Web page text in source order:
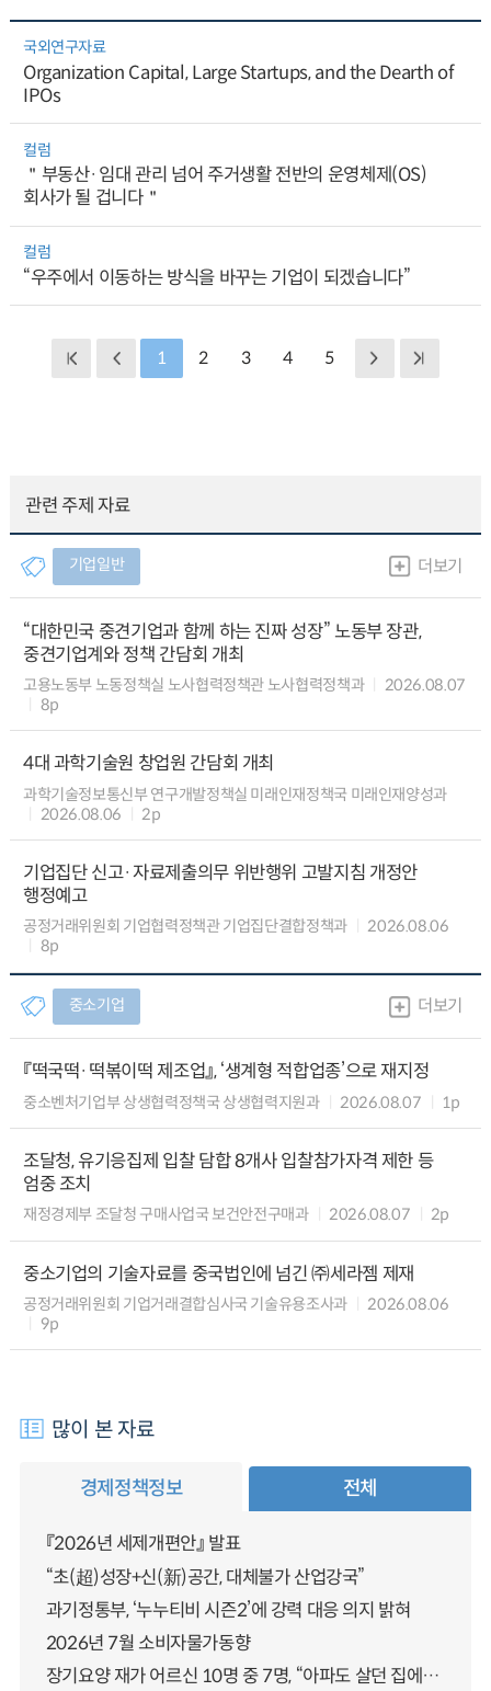
국외연구자료
Organization Capital, Large Startups, and the Dearth of
IPOs
컬럼
＂부동산·임대 관리 넘어 주거생활 전반의 운영체제(OS)
회사가 될 겁니다＂
컬럼
“우주에서 이동하는 방식을 바꾸는 기업이 되겠습니다”
1 2 3 4 5
관련 주제 자료
기업일반 더보기
“대한민국 중견기업과 함께 하는 진짜 성장” 노동부 장관,
중견기업계와 정책 간담회 개최
고용노동부 노동정책실 노사협력정책관 노사협력정책과
2026.08.07
8p
4대 과학기술원 창업원 간담회 개최
과학기술정보통신부 연구개발정책실 미래인재정책국 미래인재양성과
2026.08.06
2p
기업집단 신고·자료제출의무 위반행위 고발지침 개정안
행정예고
공정거래위원회 기업협력정책관 기업집단결합정책과
2026.08.06
8p
중소기업 더보기
『떡국떡·떡볶이떡 제조업』, ‘생계형 적합업종’으로 재지정
중소벤처기업부 상생협력정책국 상생협력지원과 2026.08.07 1p
조달청, 유기응집제 입찰 담합 8개사 입찰참가자격 제한 등
엄중 조치
재정경제부 조달청 구매사업국 보건안전구매과 2026.08.07 2p
중소기업의 기술자료를 중국법인에 넘긴 ㈜세라젬 제재
공정거래위원회 기업거래결합심사국 기술유용조사과
2026.08.06
9p
많이 본 자료
경제정책정보 전체
『2026년 세제개편안』 발표
“초(超)성장+신(新)공간, 대체불가 산업강국”
과기정통부, ‘누누티비 시즌2’에 강력 대응 의지 밝혀
2026년 7월 소비자물가동향
장기요양 재가 어르신 10명 중 7명, “아파도 살던 집에서 살겠다” 「2025년 장기요양실태조사」 결과 발표